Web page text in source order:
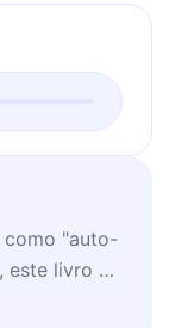
como "auto-
este livro é
hora, em